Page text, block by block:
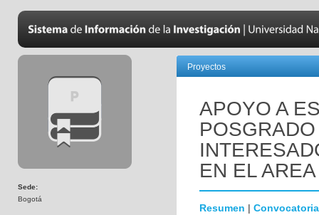
Sede:
Bogotá
Proyectos
APOYO A
EN EL
Resumen | Convocatoria